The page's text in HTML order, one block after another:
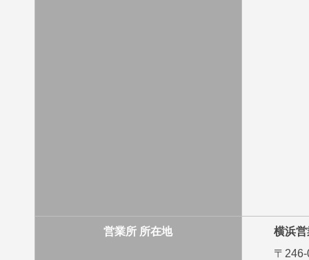
営業所 所在地
横浜
〒